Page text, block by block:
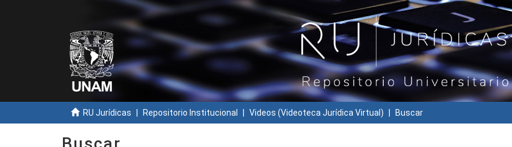
RU Jurídicas Repositorio Institucional Videos (Videoteca Jurídica Virtual) Buscar